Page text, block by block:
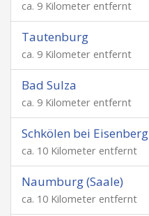
ca. 9 Kilometer entfernt
Tautenburg
ca. 9 Kilometer entfernt
Bad Sulza
ca. 9 Kilometer entfernt
Schkölen bei Eisenberg
ca. 10 Kilometer entfernt
Naumburg (Saale)
ca. 10 Kilometer entfernt